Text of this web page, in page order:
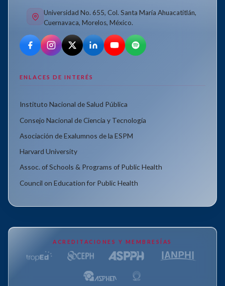
Universidad No. 655, Col. Santa María Ahuacatitlán,
Cuernavaca, Morelos, México.
ENLACES DE INTERÉS
Instituto Nacional de Salud Pública
Consejo Nacional de Ciencia y Tecnología
Asociación de Exalumnos de la ESPM
Harvard University
Assoc. of Schools & Programs of Public Health
Council on Education for Public Health
ACREDITACIONES Y MEMBRESÍAS